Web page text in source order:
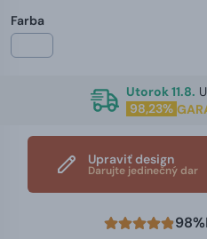
Farba
Utorok 11.8.
98,23%
Upraviť design
Darujte jedinečný dar
98%